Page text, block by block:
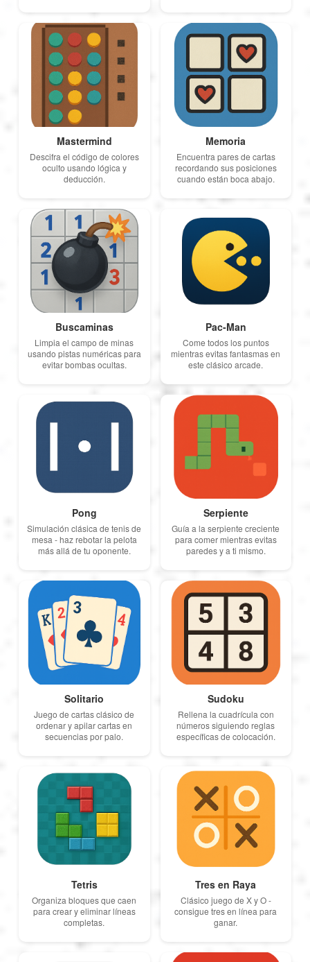
Română
Magyar
Indonesia
Українська
Mastermind
Descifra el código de colores
oculto usando lógica y
deducción.
Memoria
Encuentra pares de cartas
recordando sus posiciones
cuando están boca abajo.
Buscaminas
Limpia el campo de minas
usando pistas numéricas para
evitar bombas ocultas.
Pac-Man
Come todos los puntos
mientras evitas fantasmas en
este clásico arcade.
Pong
Simulación clásica de tenis de
mesa - haz rebotar la pelota
más allá de tu oponente.
Serpiente
Guía a la serpiente creciente
para comer mientras evitas
paredes y a ti mismo.
Solitario
Juego de cartas clásico de
ordenar y apilar cartas en
secuencias por palo.
Sudoku
Rellena la cuadrícula con
números siguiendo reglas
específicas de colocación.
Tetris
Organiza bloques que caen
para crear y eliminar líneas
completas.
Tres en Raya
Clásico juego de X y O -
consigue tres en línea para
ganar.